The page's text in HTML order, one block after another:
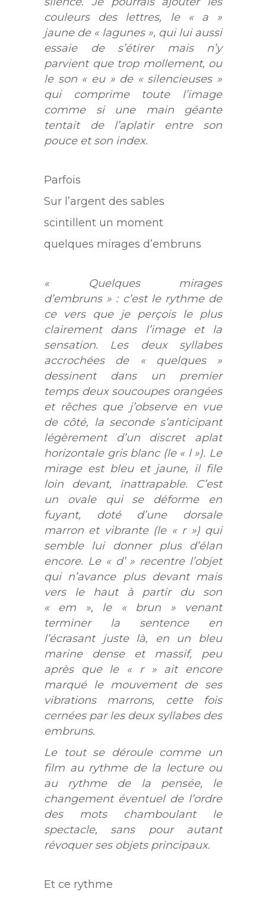
couleurs des lettres, le « a »
jaune de « lagunes », qui lui aussi
essaie de s’étirer mais n’y
parvient que trop mollement, ou
le son « eu » de « silencieuses »
qui comprime toute l’image
comme si une main géante
tentait de l’aplatir entre son
pouce et son index.
Parfois
Sur l’argent des sables
scintillent un moment
quelques mirages d’embruns
« Quelques mirages
d’embruns » : c’est le rythme de
ce vers que je perçois le plus
clairement dans l’image et la
sensation. Les deux syllabes
accrochées de « quelques »
dessinent dans un premier
temps deux soucoupes orangées
et rêches que j’observe en vue
de côté, la seconde s’anticipant
légèrement d’un discret aplat
horizontale gris blanc (le « l »). Le
mirage est bleu et jaune, il file
loin devant, inattrapable. C’est
un ovale qui se déforme en
fuyant, doté d’une dorsale
marron et vibrante (le « r ») qui
semble lui donner plus d’élan
encore. Le « d’ » recentre l’objet
qui n’avance plus devant mais
vers le haut à partir du son
« em », le « brun » venant
terminer la sentence en
l’écrasant juste là, en un bleu
marine dense et massif, peu
après que le « r » ait encore
marqué le mouvement de ses
vibrations marrons, cette fois
cernées par les deux syllabes des
embruns.
Le tout se déroule comme un
film au rythme de la lecture ou
au rythme de la pensée, le
changement éventuel de l’ordre
des mots chamboulant le
spectacle, sans pour autant
révoquer ses objets principaux.
Et ce rythme